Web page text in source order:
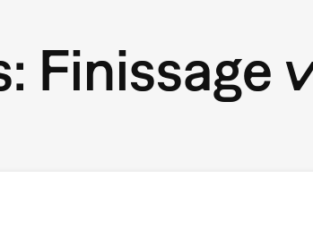
Finissage